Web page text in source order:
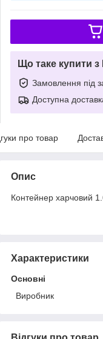
Що таке купити
Замовлення під
Доступна
про товар
Опис
Контейнер харчовий
Характеристики
Основні
Виробник